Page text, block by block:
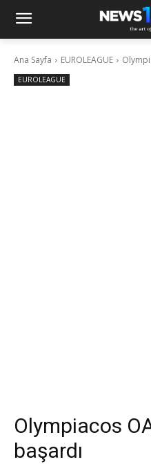
Ana Sayfa EUROLEAGUE
EUROLEAGUE
Olympiacos
başardı